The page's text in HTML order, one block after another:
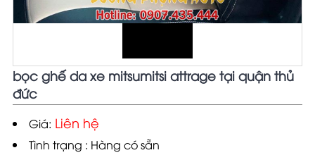
bọc ghế da xe mitsumitsi attrage tại quận thủ
đức
Giá: Liên hệ
Tình trạng : Hàng có sẵn